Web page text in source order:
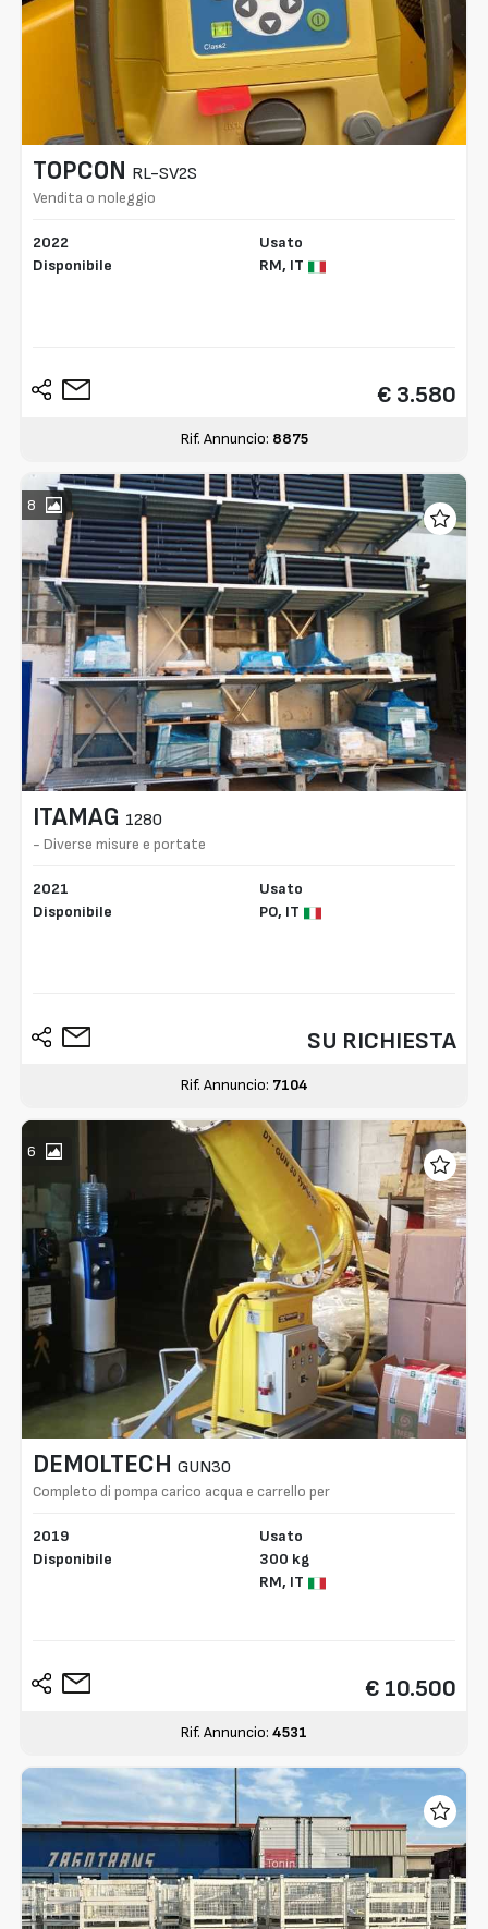
TOPCON RL-SV2S
Vendita o noleggio
2022
Disponibile
Usato
RM, IT
€ 3.580
Rif. Annuncio: 8875
8
ITAMAG 1280
- Diverse misure e portate
2021
Disponibile
Usato
PO, IT
SU RICHIESTA
Rif. Annuncio: 7104
6
DEMOLTECH GUN30
Completo di pompa carico acqua e carrello per
2019
Disponibile
Usato
300 kg
RM, IT
€ 10.500
Rif. Annuncio: 4531